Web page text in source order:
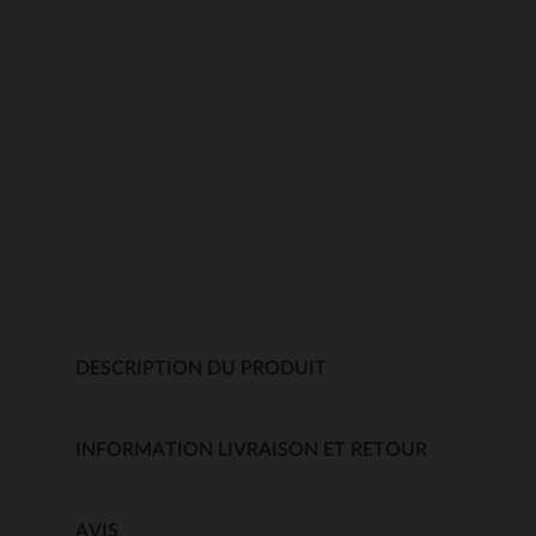
DESCRIPTION DU PRODUIT
INFORMATION LIVRAISON ET RETOUR
AVIS